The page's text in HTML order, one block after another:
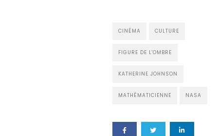
CINÉMA CULTURE
FIGURE DE L'OMBRE
KATHERINE JOHNSON
MATHÉMATICIENNE NASA